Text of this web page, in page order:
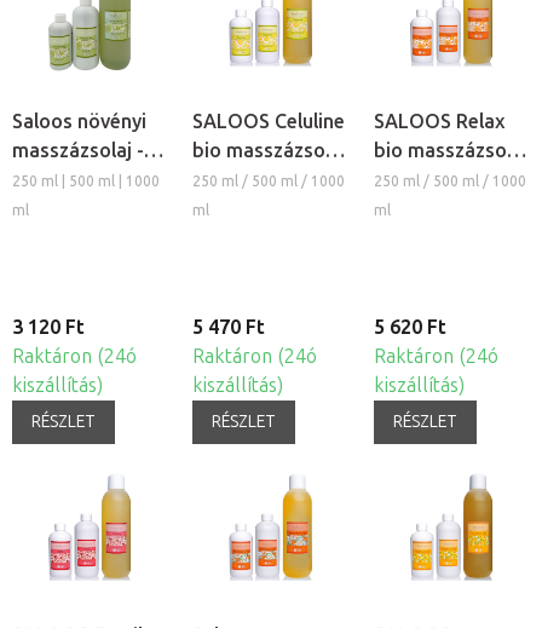
Saloos növényi
masszázsolaj -
Szőlő
250 ml | 500 ml | 1000
ml
3 120 Ft
Raktáron (24ó
kiszállítás)
RÉSZLET
SALOOS Celuline
bio masszázsolaj
és testolaj
250 ml / 500 ml / 1000
ml
5 470 Ft
Raktáron (24ó
kiszállítás)
RÉSZLET
SALOOS Relax
bio masszázsolaj
és testolaj
250 ml / 500 ml / 1000
ml
5 620 Ft
Raktáron (24ó
kiszállítás)
RÉSZLET